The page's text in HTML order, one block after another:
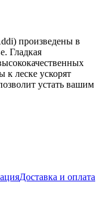
произведены в
Гладкая
к леске ускорят
устать вашим
Доставка и оплата